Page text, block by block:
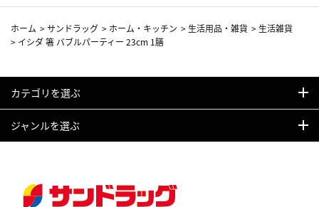
ホーム >サンドラッグ > ホーム・キッチン > 生活用品・雑貨 > 生活雑貨
> イシダ 箸 バブルパーティー 23cm 1膳
カテゴリを選ぶ
ジャンルを選ぶ